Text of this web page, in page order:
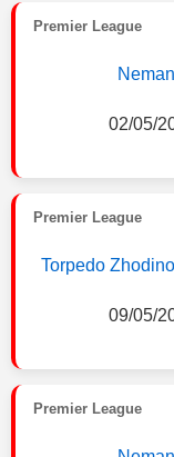
Premier League
Neman
02/05/
Premier League
Torpedo Zhodino
09/05/
Premier League